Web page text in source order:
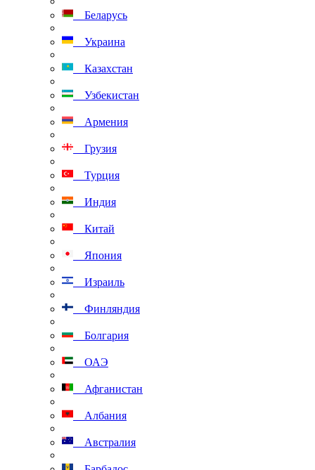
Беларусь
Украина
Казахстан
Узбекистан
Армения
Грузия
Турция
Индия
Китай
Япония
Израиль
Финляндия
Болгария
ОАЭ
Афганистан
Албания
Австралия